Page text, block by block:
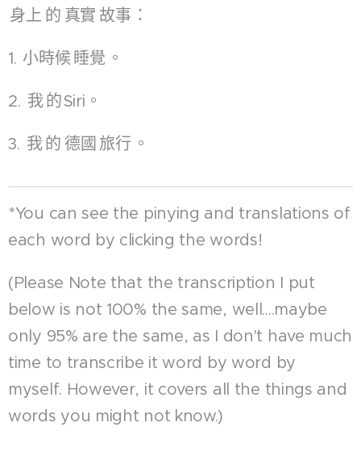
身上 的 真實 故事 ：
1. 小時候 睡覺 。
2. 我的Siri。
3. 我的 德國 旅行 。
*You can see the pinying and translations of
each word by clicking the words!
(Please Note that the transcription I put
below is not 100% the same, well....maybe
only 95% are the same, as I don't have much
time to transcribe it word by word by
myself. However, it covers all the things and
words you might not know.)